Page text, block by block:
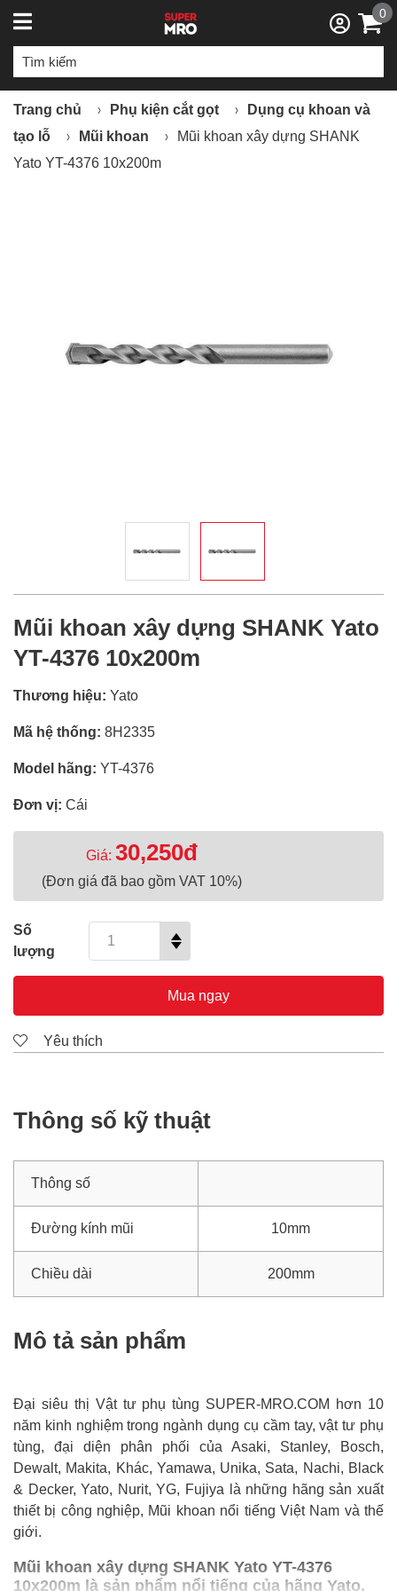
0
Trang chủ Phụ kiện cắt gọt
Dụng cụ khoan và
tạo lỗ
Mũi khoan
Mũi khoan xây dựng SHANK
Yato YT-4376 10x200m
Mũi khoan xây dựng SHANK Yato
YT-4376 10x200m
Thương hiệu: Yato
Mã hệ thống: 8H2335
Model hãng: YT-4376
Đơn vị: Cái
Giá: 30,250đ
(Đơn giá đã bao gồm VAT 10%)
Số
lượng
Mua ngay
Yêu thích
Thông số kỹ thuật
Thông số
Đường kính mũi 10mm
Chiều dài 200mm
Mô tả sản phẩm
Đại siêu thị Vật tư phụ tùng SUPER-MRO.COM hơn 10
năm kinh nghiệm trong ngành dụng cụ cầm tay, vật tư phụ
tùng, đại diện phân phối của Asaki, Stanley, Bosch,
Dewalt, Makita, Khác, Yamawa, Unika, Sata, Nachi, Black
& Decker, Yato, Nurit, YG, Fujiya là những hãng sản xuất
thiết bị công nghiệp, Mũi khoan nổi tiếng Việt Nam và thế
giới.
Mũi khoan xây dựng SHANK Yato YT-4376
10x200m là sản phẩm nổi tiếng của hãng Yato,